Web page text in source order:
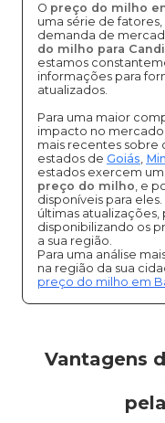
O preço do milho
uma série de
demanda de
do milho para
estamos
informações para
atualizados.
Para uma maior
impacto no
mais recentes sobre
estados de Goiás,
estados exercem
preço do milho, e
disponíveis para
últimas
disponibilizando os
a sua região.
Para uma análise
na região da sua
preço do milho em
Vantagens
pela